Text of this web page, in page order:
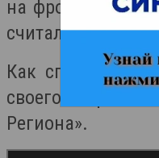
на фронт в 18
считали его без
Как спустя 80
своего героя
Региона».